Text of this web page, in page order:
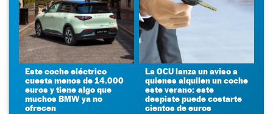
Este coche eléctrico
cuesta menos de 14.000
euros y tiene algo que
muchos BMW ya no
ofrecen
La OCU lanza un aviso a
quienes alquilen un coche
este verano: este
despiste puede costarte
cientos de euros